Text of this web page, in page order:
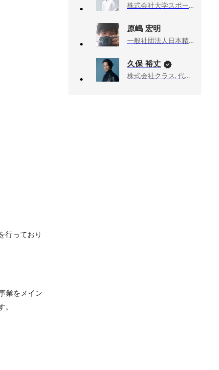
行っており
業をメイン
株式会社大学スポーツチャンネル, 取締役
原嶋 宏明
一般社団法人日本精神画像センター, マーケティングマネージャー
久保 裕丈
株式会社クラス, 代表取締役社長